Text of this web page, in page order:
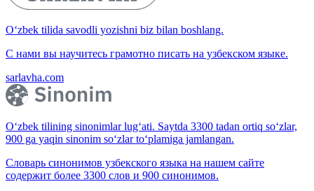
O‘zbek tilida savodli yozishni biz bilan boshlang.
С нами вы научитесь грамотно писать на узбекском языке.
sarlavha.com
O‘zbek tilining sinonimlar lug‘ati. Saytda 3300 tadan ortiq so‘zlar,
900 ga yaqin sinonim so‘zlar to‘plamiga jamlangan.
Словарь синонимов узбекского языка на нашем сайте
содержит более 3300 слов и 900 синонимов.